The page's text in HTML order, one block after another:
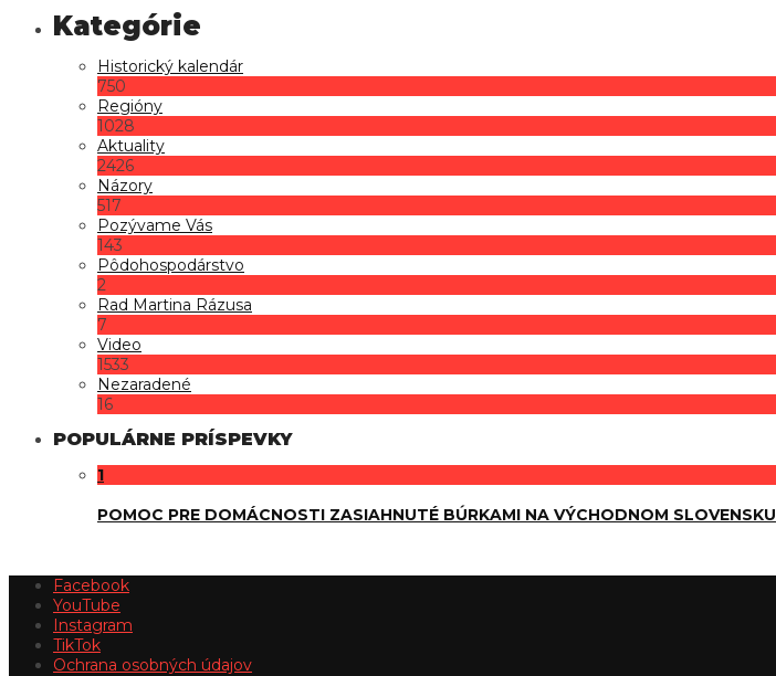
Historický kalendár
750
Regióny
1028
Aktuality
2426
Názory
517
Pozývame Vás
143
Pôdohospodárstvo
2
Rad Martina Rázusa
7
Video
1533
Nezaradené
16
POPULÁRNE PRÍSPEVKY
1
POMOC PRE DOMÁCNOSTI ZASIAHNUTÉ BÚRKAMI NA VÝCHODNOM SLOVENSKU
Facebook
YouTube
Instagram
TikTok
Ochrana osobných údajov